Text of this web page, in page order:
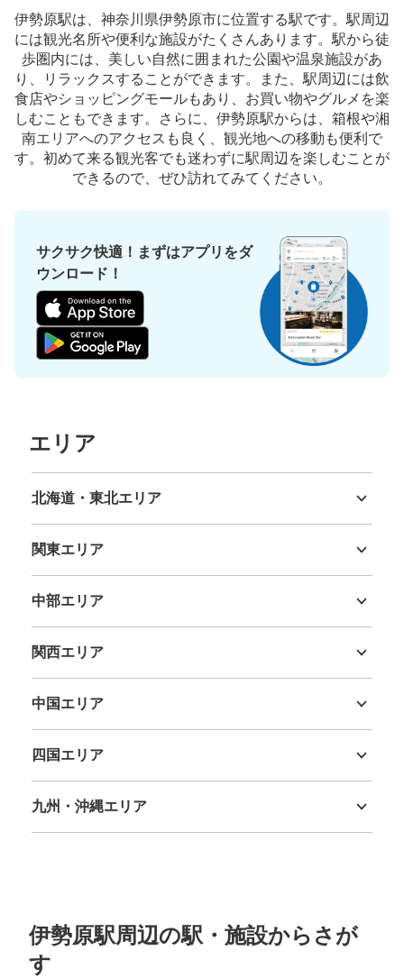
伊勢原駅は、神奈川県伊勢原市に位置する駅です。駅周辺
には観光名所や便利な施設がたくさんあります。駅から徒
歩圏内には、美しい自然に囲まれた公園や温泉施設があ
り、リラックスすることができます。また、駅周辺には飲
食店やショッピングモールもあり、お買い物やグルメを楽
しむこともできます。さらに、伊勢原駅からは、箱根や湘
南エリアへのアクセスも良く、観光地への移動も便利で
す。初めて来る観光客でも迷わずに駅周辺を楽しむことが
できるので、ぜひ訪れてみてください。
サクサク快適！まずはアプリをダ
ウンロード！
エリア
北海道・東北エリア
関東エリア
中部エリア
関西エリア
中国エリア
四国エリア
九州・沖縄エリア
伊勢原駅周辺の駅・施設からさが
す